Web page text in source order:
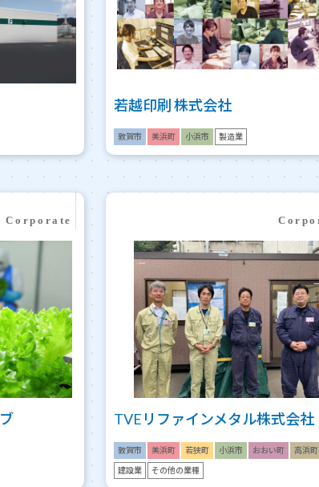
若越印刷 株式会社
敦賀市 美浜町 小浜市 製造業
TVEリファインメタル株式会社
敦賀市 美浜町 若狭町 小浜市 おおい町 高浜町
建設業 その他の業種